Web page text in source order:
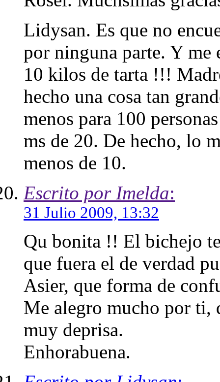
Lidysan. Es que no
por ninguna parte. Y me
10 kilos de tarta !!!
hecho una cosa tan
menos para 100
ms de 20. De hecho, lo
menos de 10.
Escrito por Imelda:
31 Julio 2009, 13:32
Qu bonita !! El bichejo
que fuera el de verdad
Asier, que forma de
Me alegro mucho por ti,
muy deprisa.
Enhorabuena.